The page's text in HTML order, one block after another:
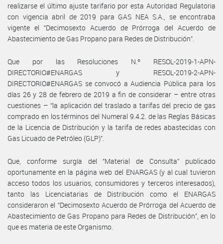
realizarse el último ajuste tarifario por esta Autoridad Regulatoria
con vigencia abril de 2019 para GAS NEA S.A., se encontraba
vigente el “Decimosexto Acuerdo de Prórroga del Acuerdo de
Abastecimiento de Gas Propano para Redes de Distribución”.
Que por las Resoluciones N.º RESOL-2019-1-APN-
DIRECTORIO#ENARGAS y RESOL-2019-2-APN-
DIRECTORIO#ENARGAS se convocó a Audiencia Pública para los
días 26 y 28 de febrero de 2019 a fin de considerar – entre otras
cuestiones – “la aplicación del traslado a tarifas del precio de gas
comprado en los términos del Numeral 9.4.2. de las Reglas Básicas
de la Licencia de Distribución y la tarifa de redes abastecidas con
Gas Licuado de Petróleo (GLP)”.
Que, conforme surgía del “Material de Consulta” publicado
oportunamente en la página web del ENARGAS (y al cual tuvieron
acceso todos los usuarios, consumidores y terceros interesados),
tanto las Licenciatarias de Distribución como el ENARGAS
consideraron el “Decimosexto Acuerdo de Prórroga del Acuerdo de
Abastecimiento de Gas Propano para Redes de Distribución”, en lo
que es materia de este Organismo.